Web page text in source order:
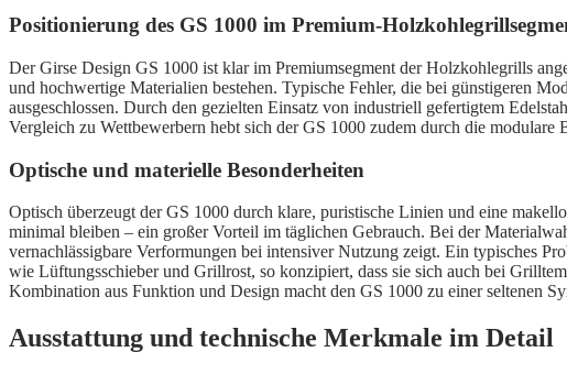
Positionierung des GS 1000 im Premium-
Der Girse Design GS 1000 ist klar im Premiumsegment der Holzkohlegrills
und hochwertige Materialien bestehen. Typische Fehler, die bei günstigeren
ausgeschlossen. Durch den gezielten Einsatz von industriell gefertigtem
Vergleich zu Wettbewerbern hebt sich der GS 1000 zudem durch die
Optische und materielle Besonderheiten
Optisch überzeugt der GS 1000 durch klare, puristische Linien und eine
minimal bleiben – ein großer Vorteil im täglichen Gebrauch. Bei der
vernachlässigbare Verformungen bei intensiver Nutzung zeigt. Ein typisches
wie Lüftungsschieber und Grillrost, so konzipiert, dass sie sich auch bei
Kombination aus Funktion und Design macht den GS 1000 zu einer seltenen
Ausstattung und technische Merkmale im Detail